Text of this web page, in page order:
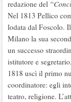
redazione del “
Nel 1813 Pellico
lodata dal Foscolo.
Milano la sua
un successo
istitutore e
1818 uscì il primo
coordinatore: egli
teatro, religione.